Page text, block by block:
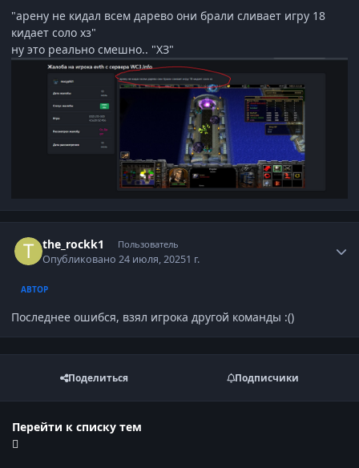
"арену не кидал всем дарево они брали сливает игру 18
кидает соло хз"
ну это реально смешно.. "ХЗ"
the_rockk1 Пользователь
Опубликовано24 июля, 20251 г.
АВТОР
Последнее ошибся, взял игрока другой команды :()
Поделиться Подписчики
Перейти к списку тем